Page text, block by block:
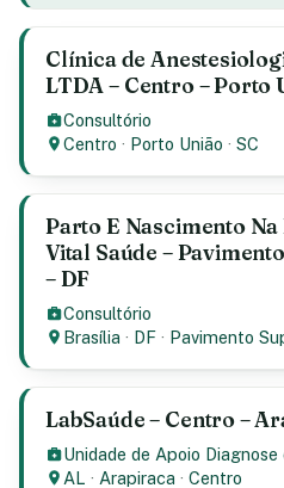
Clínica de
LTDA – Centro – Porto
Consultório
Centro · Porto União ·SC
Parto E Nascimento
Vital Saúde –
– DF
Consultório
Brasília · DF · Pavimento
LabSaúde – Centro –
Unidade de Apoio Diagnose
AL · Arapiraca ·Centro